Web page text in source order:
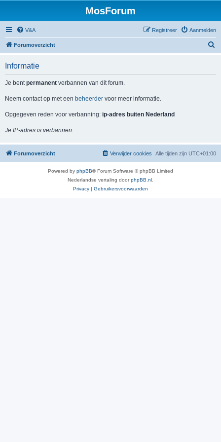
MosForum
V&A Aanmelden
Registreer
Forumoverzicht
Informatie
Je bentpermanent verbannen van dit forum.
Neem contact op met een beheerder voor meer informatie.
Opgegeven reden voor verbanning: ip-adres buiten Nederland
Je IP-adres is verbannen.
Forumoverzicht Alle tijden zijn UTC+01:00
Verwijder cookies
Powered by phpBB® Forum Software © phpBB Limited
Nederlandse vertaling doorphpBB.nl
Privacy | Gebruikersvoorwaarden